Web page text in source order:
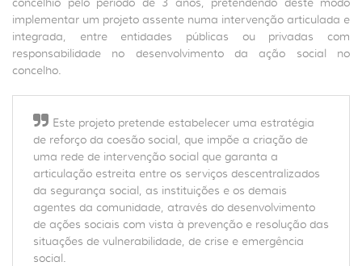
implementar um projeto assente numa intervenção articulada e
integrada, entre entidades públicas ou privadas com
responsabilidade no desenvolvimento da ação social no
concelho.
Este projeto pretende estabelecer uma estratégia
de reforço da coesão social, que impõe a criação de
uma rede de intervenção social que garanta a
articulação estreita entre os serviços descentralizados
da segurança social, as instituições e os demais
agentes da comunidade, através do desenvolvimento
de ações sociais com vista à prevenção e resolução das
situações de vulnerabilidade, de crise e emergência
social.